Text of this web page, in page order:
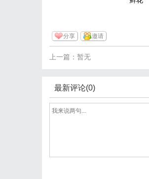
分享 邀请
上一篇：暂无
最新评论(0)